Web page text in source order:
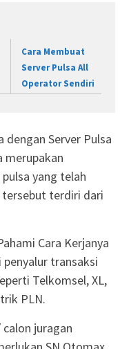
Cara Membuat
Server Pulsa All
Operator Sendiri
dengan Server Pulsa
merupakan
yang telah
terdiri dari
Cara Kerjanya
transaksi
Telkomsel, XL,
PLN.
calon juragan